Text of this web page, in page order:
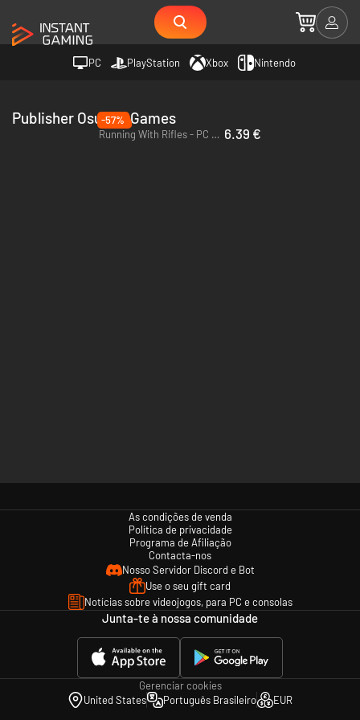
PC PlayStation Xbox Nintendo
Publisher Osumia Games
-57%
Running With Rifles - PC & Mac (Steam) 6.39 €
As condições de venda
Política de privacidade
Programa de Afiliação
Contacta-nos
Nosso Servidor Discord e Bot
Use o seu gift card
Notícias sobre videojogos, para PC e consolas
Junta-te à nossa comunidade
Gerenciar cookies
United States
Português Brasileiro EUR